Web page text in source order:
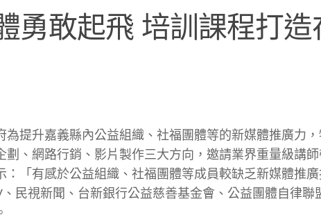
勇敢起飛 培訓課程打造
提升嘉義縣內公益組織、社福團體等的新媒體推廣力
、網路行銷、影片製作三大方向，邀請業界重量級講
「有感於公益組織、社福團體等成員較缺乏新媒體推廣
民視新聞、台新銀行公益慈善基金會、公益團體自律聯